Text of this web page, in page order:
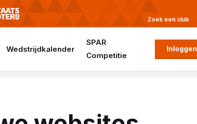
Zoek een club
Wedstrijdkalender
SPAR
Competitie
Inloggen